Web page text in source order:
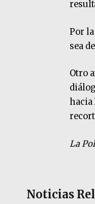
Por
sea
Otro
hacia
La
Noticias